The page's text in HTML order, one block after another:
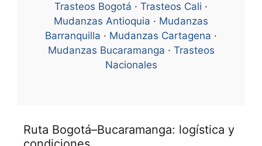
Trasteos Bogotá · Trasteos Cali ·
Mudanzas Antioquia · Mudanzas
Barranquilla · Mudanzas Cartagena ·
Mudanzas Bucaramanga · Trasteos
Nacionales
Ruta Bogotá–Bucaramanga: logística y